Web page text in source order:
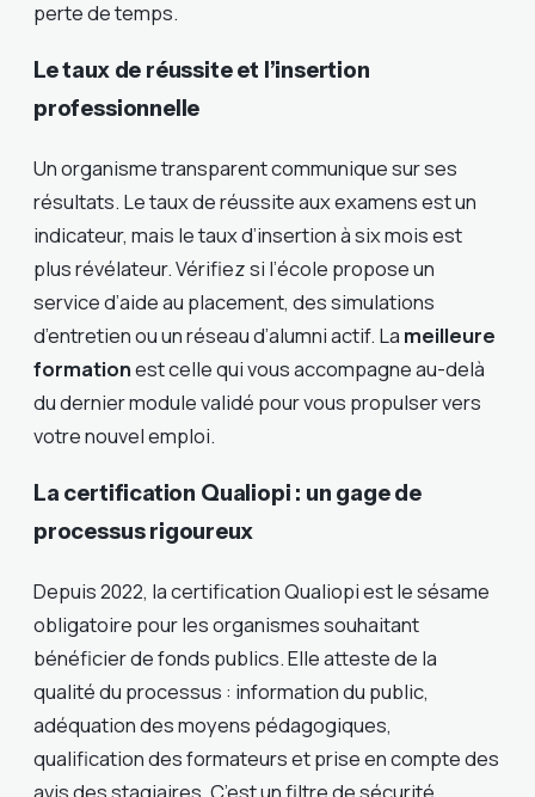
perte de temps.
Le taux de réussite et l’insertion
professionnelle
Un organisme transparent communique sur ses
résultats. Le taux de réussite aux examens est un
indicateur, mais le taux d’insertion à six mois est
plus révélateur. Vérifiez si l’école propose un
service d’aide au placement, des simulations
d’entretien ou un réseau d’alumni actif. La meilleure
formationest celle qui vous accompagne au-delà
du dernier module validé pour vous propulser vers
votre nouvel emploi.
La certification Qualiopi : un gage de
processus rigoureux
Depuis 2022, la certification Qualiopi est le sésame
obligatoire pour les organismes souhaitant
bénéficier de fonds publics. Elle atteste de la
qualité du processus : information du public,
adéquation des moyens pédagogiques,
qualification des formateurs et prise en compte des